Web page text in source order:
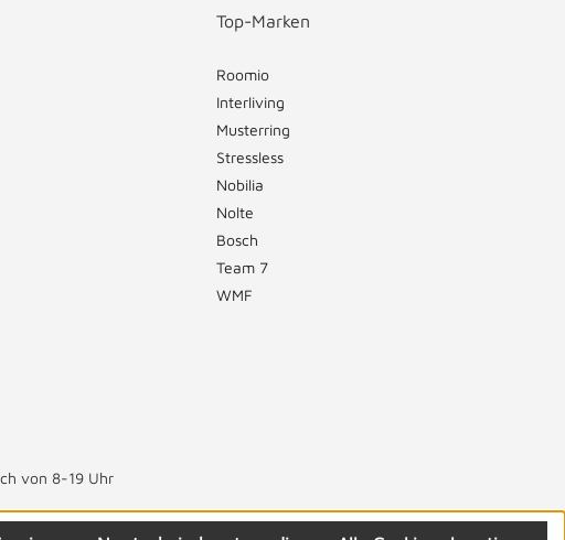
Top-Marken
Roomio
Interliving
Musterring
Stressless
Nobilia
Nolte
Bosch
Team 7
WMF
von 8-19 Uhr